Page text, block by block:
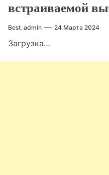
встраиваемой
Best_admin 24 Марта 2024
Загрузка…